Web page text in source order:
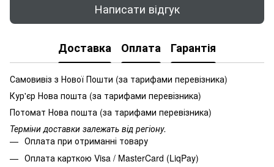
Написати відгук
Доставка Оплата Гарантія
Самовивіз з Нової Пошти (за тарифами перевізника)
Кур'єр Нова пошта (за тарифами перевізника)
Потомат Нова пошта (за тарифами перевізника)
Терміни доставки залежать від регіону.
Оплата при отриманні товару
Оплата карткою Visa / MasterCard (LiqPay)